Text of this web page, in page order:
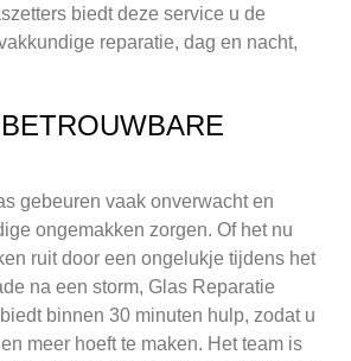
biedt deze service u de
reparatie, dag en nacht,
gebeuren vaak onverwacht en
ongemakken zorgen. Of het nu
ruit door een ongelukje tijdens het
na een storm, Glas Reparatie
binnen 30 minuten hulp, zodat u
meer hoeft te maken. Het team is